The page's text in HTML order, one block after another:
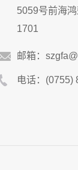
5059号前海
1701
邮箱：
电话：(0755)